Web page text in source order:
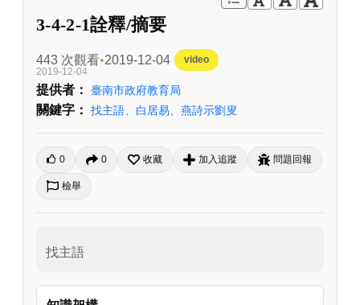
3-4-2-1詮釋/摘要
443 次觀看 2019-12-04
video
2019-12-04
提供者： 臺南市政府教育局
關鍵字： 找主語 白居易 燕詩示劉叟
0 0 收藏 加入追蹤 問題回報
檢舉
找主語